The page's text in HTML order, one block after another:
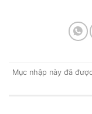
Mục nhập này đã